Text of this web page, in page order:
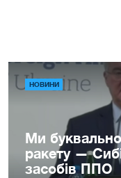
НОВИНИ
Ми
ракету —
засобів ППО